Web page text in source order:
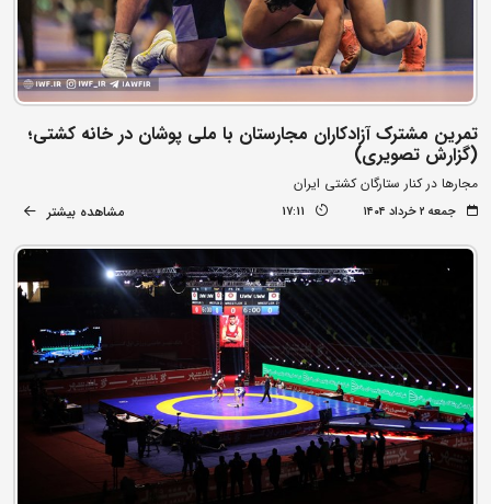
تمرین مشترک آزادکاران مجارستان با ملی پوشان در خانه کشتی؛
(گزارش تصویری)
مجارها در کنار ستارگان کشتی ایران
جمعه ۲ خرداد ۱۴۰۴ 17:11 مشاهده بیشتر